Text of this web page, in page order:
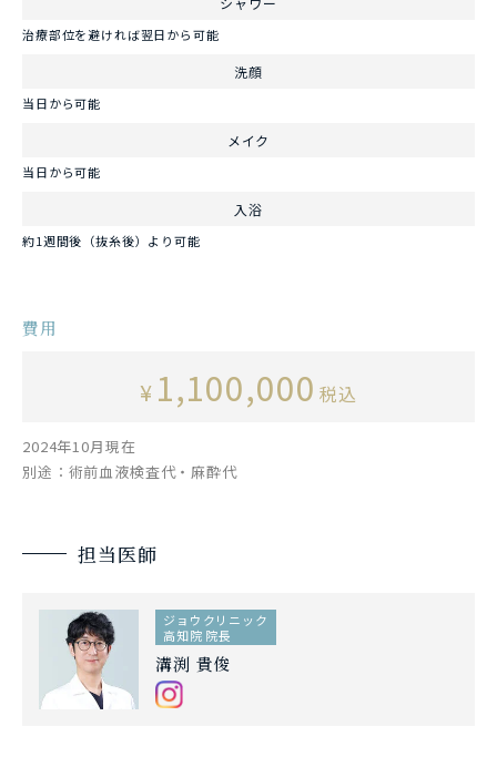
治療部位を避ければ翌日から可能
洗顔
当日から可能
メイク
当日から可能
入浴
約1週間後（抜糸後）より可能
費用
¥ 1,100,000 税込
2024年10月現在
別途：術前血液検査代・麻酔代
担当医師
ジョウクリニック
高知院 院長
溝渕 貴俊